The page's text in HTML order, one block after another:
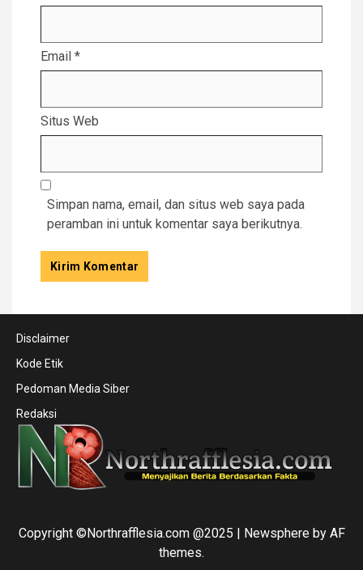
Email *
Situs Web
Simpan nama, email, dan situs web saya pada
peramban ini untuk komentar saya berikutnya.
Disclaimer
Kode Etik
Pedoman Media Siber
Redaksi
Copyright ©Northrafflesia.com @2025 | Newsphereby AF
themes.